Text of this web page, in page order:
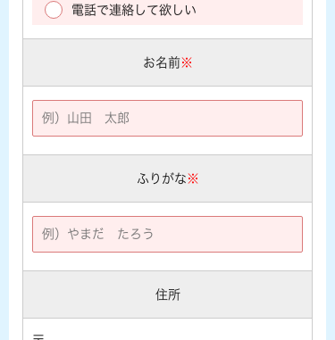
電話で連絡して欲しい
お名前※
ふりがな ※
住所